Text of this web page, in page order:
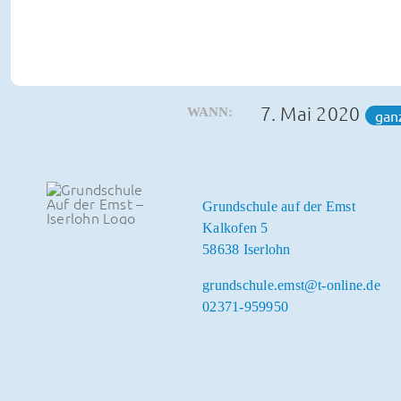
WANN: 7. Mai 2020
Grundschule auf der Emst
Kalkofen 5
58638 Iserlohn
grundschule.emst@t-online.de
02371-959950